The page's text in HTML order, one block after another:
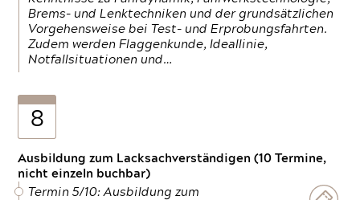
Brems- und Lenktechniken und der grundsätzlichen
Vorgehensweise bei Test- und Erprobungsfahrten.
Zudem werden Flaggenkunde, Ideallinie,
Notfallsituationen und…
8
Ausbildung zum Lacksachverständigen (10 Termine,
nicht einzeln buchbar)
Termin 5/10: Ausbildung zum